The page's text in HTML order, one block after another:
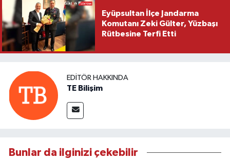
Eyüpsultan İlçe Jandarma
Komutanı Zeki Gülter, Yüzbaşı
Rütbesine Terfi Etti
EDITÖR HAKKINDA
TE Bilişim
Bunlar da ilginizi çekebilir